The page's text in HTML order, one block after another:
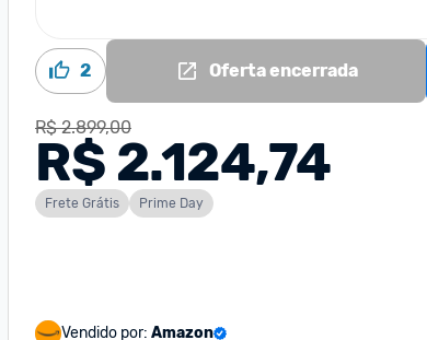
2 Oferta encerrada
R$ 2.899,00
R$ 2.124,74
Frete Grátis Prime Day
Vendido por: Amazon